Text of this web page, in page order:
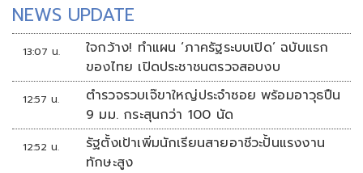
NEWS UPDATE
13:07 น.
ใจกว้าง! ทำแผน ‘ภาครัฐระบบเปิด’ ฉบับแรก
ของไทย เปิดประชาชนตรวจสอบงบ
12:57 น.
ตำรวจรวบเจ๊ขาใหญ่ประจำซอย พร้อมอาวุธปืน
9 มม. กระสุนกว่า 100 นัด
12:52 น.
รัฐตั้งเป้าเพิ่มนักเรียนสายอาชีวะปั้นแรงงาน
ทักษะสูง